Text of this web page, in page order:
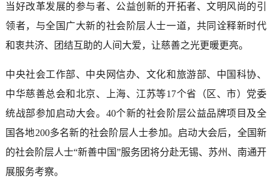
当好改革发展的参与者、公益创新的开拓者、文明风尚的引
领者，与全国广大新的社会阶层人士一道，共同诠释新时代
和衷共济、团结互助的人间大爱，让慈善之光更暖更亮。
中央社会工作部、中央网信办、文化和旅游部、中国科协、
中华慈善总会和北京、上海、江苏等17个省（区、市）党委
统战部参加启动大会。40个新的社会阶层公益品牌项目及全
国各地200多名新的社会阶层人士参加。启动大会后，全国新
的社会阶层人士“新善中国”服务团将分赴无锡、苏州、南通开
展服务考察。